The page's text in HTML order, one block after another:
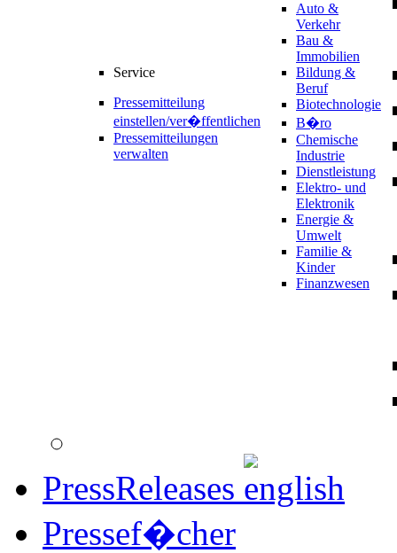
Service
Pressemitteilung
einstellen/ver�ffentlichen
Pressemitteilungen
verwalten
Auto &
Verkehr
Bau &
Immobilien
Bildung &
Beruf
Biotechnologie
B�ro
Chemische
Industrie
Dienstleistung
Elektro- und
Elektronik
Energie &
Umwelt
Familie &
Kinder
Finanzwesen
PressReleases
Pressef�cher